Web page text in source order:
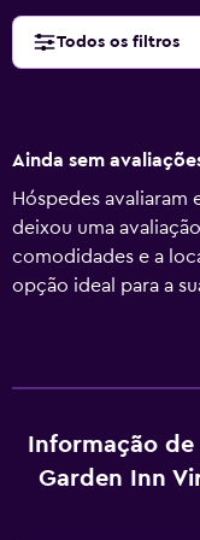
Todos os filtros
Ainda sem
Hóspedes avaliaram
deixou uma
comodidades e a
opção ideal para a
Informação
Garden Inn